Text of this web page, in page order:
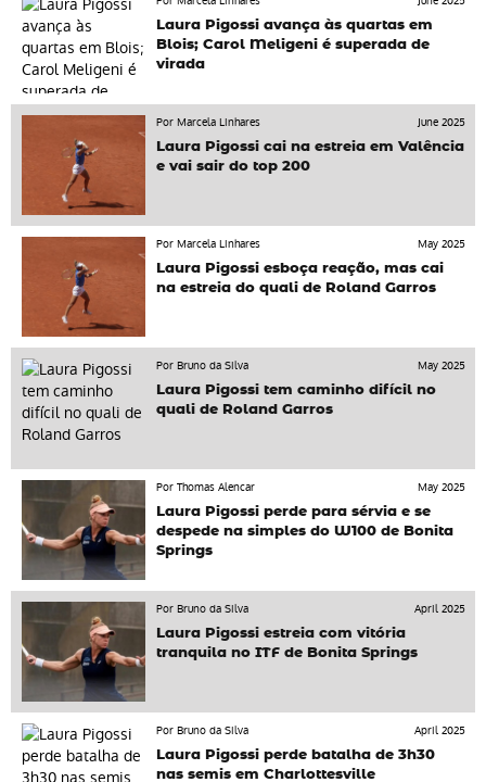
Laura Pigossi avança às quartas em
Blois; Carol Meligeni é superada de
virada
Por Marcela Linhares
June 2025
Laura Pigossi cai na estreia em Valência
e vai sair do top 200
Por Marcela Linhares
May 2025
Laura Pigossi esboça reação, mas cai
na estreia do quali de Roland Garros
Por Bruno da Silva
May 2025
Laura Pigossi tem caminho difícil no
quali de Roland Garros
Por Thomas Alencar
May 2025
Laura Pigossi perde para sérvia e se
despede na simples do W100 de Bonita
Springs
Por Bruno da Silva
April 2025
Laura Pigossi estreia com vitória
tranquila no ITF de Bonita Springs
Por Bruno da Silva
April 2025
Laura Pigossi perde batalha de 3h30
nas semis em Charlottesville